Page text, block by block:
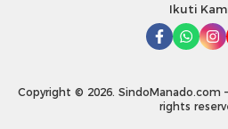
Ikuti
Copyright © 2026.
rights